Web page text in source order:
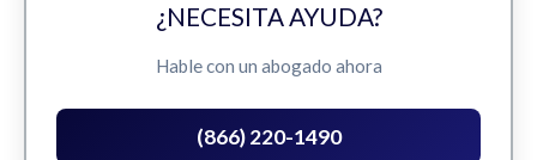
¿NECESITA AYUDA?
Hable con un abogado ahora
(866) 220-1490